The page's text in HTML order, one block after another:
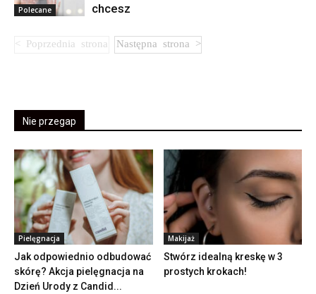
Polecane
chcesz
Nie przegap
Pielęgnacja
Jak odpowiednio odbudować
skórę? Akcja pielęgnacja na
Dzień Urody z Candid...
Makijaż
Stwórz idealną kreskę w 3
prostych krokach!